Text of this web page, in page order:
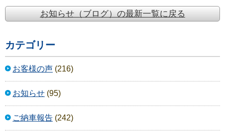
お知らせ（ブログ）の最新一覧に戻る
カテゴリー
お客様の声 (216)
お知らせ (95)
ご納車報告 (242)